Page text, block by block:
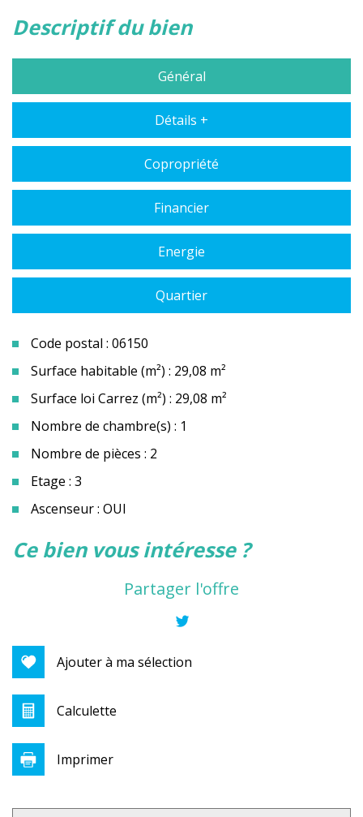
descriptif du bien
Général
Détails +
Copropriété
Financier
Energie
Quartier
Code postal : 06150
Surface habitable (m²) : 29,08 m²
Surface loi Carrez (m²) : 29,08 m²
Nombre de chambre(s) : 1
Nombre de pièces : 2
Etage : 3
Ascenseur : OUI
la ville de cannes la bocca (06150)
ce bien vous intéresse ?
Partager l'offre
Ajouter à ma sélection
Calculette
Imprimer